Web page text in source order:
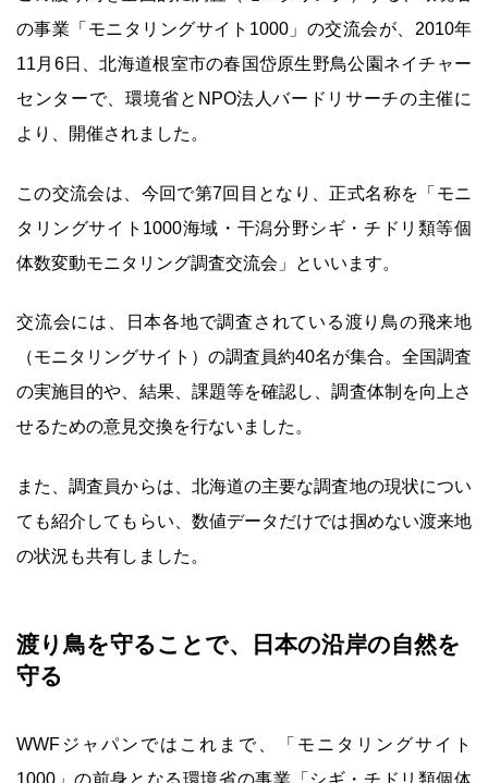
の事業「モニタリングサイト1000」の交流会が、2010年
11月6日、北海道根室市の春国岱原生野鳥公園ネイチャー
センターで、環境省とNPO法人バードリサーチの主催に
より、開催されました。
この交流会は、今回で第7回目となり、正式名称を「モニ
タリングサイト1000海域・干潟分野シギ・チドリ類等個
体数変動モニタリング調査交流会」といいます。
交流会には、日本各地で調査されている渡り鳥の飛来地
（モニタリングサイト）の調査員約40名が集合。全国調査
の実施目的や、結果、課題等を確認し、調査体制を向上さ
せるための意見交換を行ないました。
また、調査員からは、北海道の主要な調査地の現状につい
ても紹介してもらい、数値データだけでは掴めない渡来地
の状況も共有しました。
渡り鳥を守ることで、日本の沿岸の自然を
守る
WWFジャパンではこれまで、「モニタリングサイト
1000」の前身となる環境省の事業「シギ・チドリ類個体